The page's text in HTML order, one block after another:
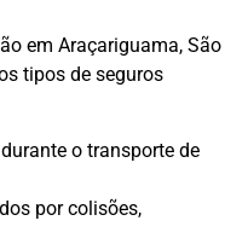
em Araçariguama, São
tipos de seguros
o transporte de
por colisões,